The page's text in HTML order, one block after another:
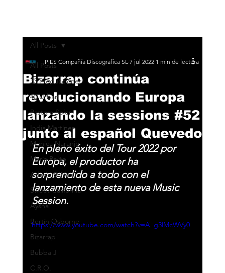
All Posts
33 Producciones
40 Urban
Pastora Soler
India Martínez
Monica Naranjo
María Peláe
Adexe & Nau
Sweet California
Aysha
Bertín Osborne
Bizarrap
Bubba J
C.R.O.
All Posts
Bizarrap continúa
revolucionando Europa
lanzando la sessions #52
junto al español Quevedo
PIES Compañía Discografica SL 7 jul 2022 1 min de lectura
En pleno éxito del Tour 2022 por
Europa, el productor ha
sorprendido a todo con el
lanzamiento de esta nueva Music
Session.
https://www.youtube.com/watch?v=A_g3lMcWVy0